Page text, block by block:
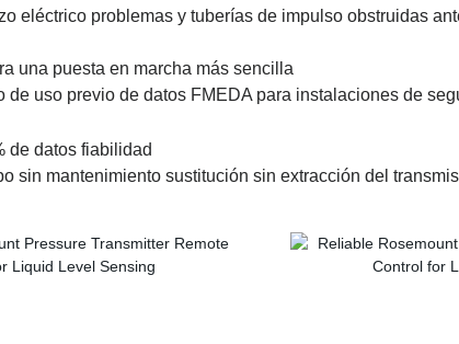
eléctrico problemas y tuberías de impulso obstruidas
una puesta en marcha más sencilla
uso previo de datos FMEDA para instalaciones de
de datos fiabilidad
sin mantenimiento sustitución sin extracción del